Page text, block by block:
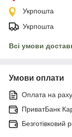
Укрпошта
Укрпошта
Всі умови
Умови оплати
Оплата на
ПриватБанк
Безготівковий